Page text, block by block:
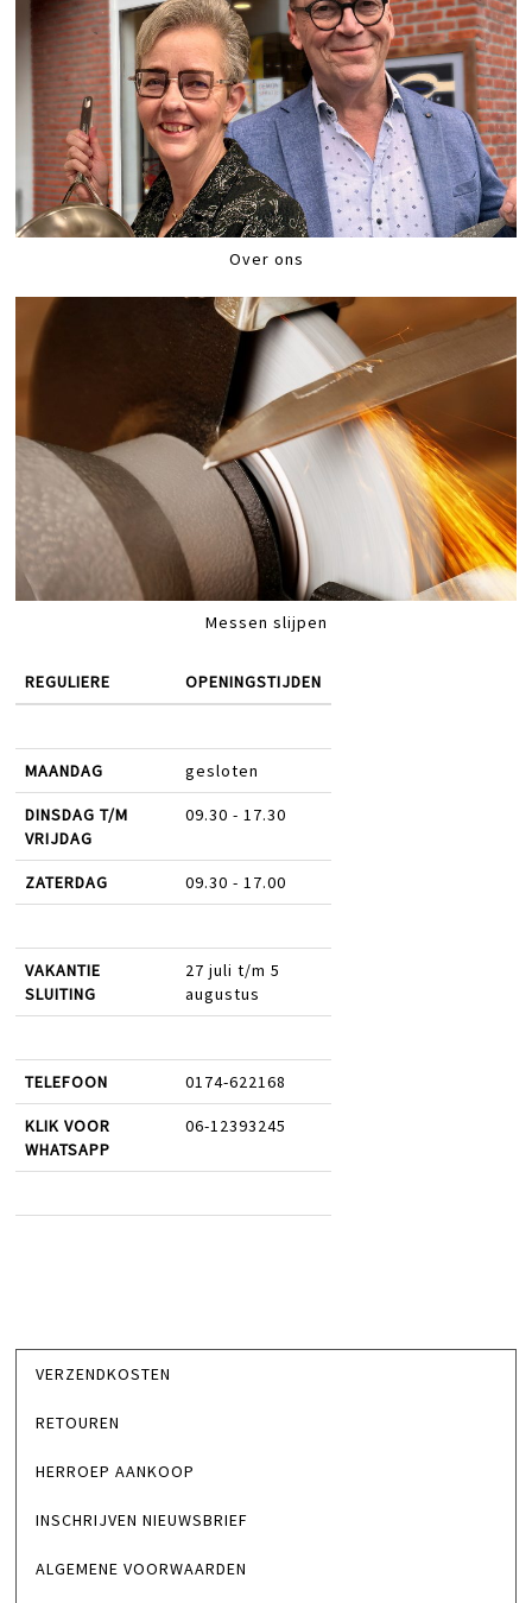
Over ons
Messen slijpen
REGULIERE OPENINGSTIJDEN
MAANDAG gesloten
DINSDAG T/M
VRIJDAG
09.30 - 17.30
ZATERDAG 09.30 - 17.00
VAKANTIE
SLUITING
27 juli t/m 5
augustus
TELEFOON 0174-622168
KLIK VOOR
WHATSAPP
06-12393245
VERZENDKOSTEN
RETOUREN
HERROEP AANKOOP
INSCHRIJVEN NIEUWSBRIEF
ALGEMENE VOORWAARDEN